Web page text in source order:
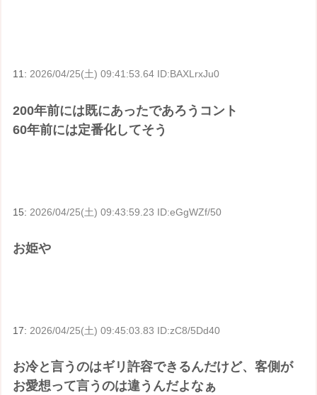
11:2026/04/25(土) 09:41:53.64 ID:BAXLrxJu0
200年前には既にあったであろうコント
60年前には定番化してそう
15: 2026/04/25(土) 09:43:59.23 ID:eGgWZf/50
お姫や
17: 2026/04/25(土) 09:45:03.83 ID:zC8/5Dd40
お冷と言うのはギリ許容できるんだけど、客側が
お愛想って言うのは違うんだよなぁ